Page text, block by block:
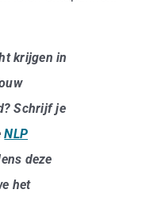
krijgen in
Schrijf je
NLP
deze
het